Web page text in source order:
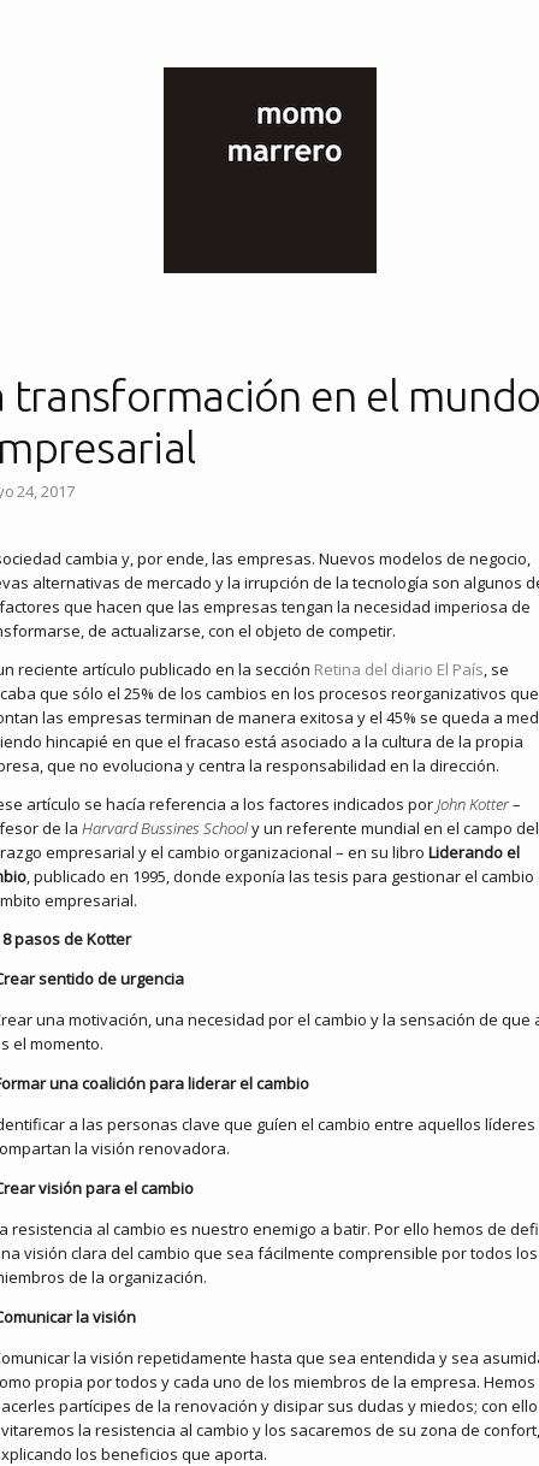
transformación en el
24, 2017
cambia y, por ende, las empresas. Nuevos modelos de negocio,
alternativas de mercado y la irrupción de la tecnología son algunos
que hacen que las empresas tengan la necesidad imperiosa de
de actualizarse, con el objeto de competir.
reciente artículo publicado en la sección Retina del diario El País, se
que sólo el 25% de los cambios en los procesos reorganizativos que
las empresas terminan de manera exitosa y el 45% se queda a
hincapié en que el fracaso está asociado a la cultura de la propia
que no evoluciona y centra la responsabilidad en la dirección.
artículo se hacía referencia a los factores indicados porJohn Kotter–
de la Harvard Bussines Schooly un referente mundial en el campo del
empresarial y el cambio organizacional – en su libro Liderando el
, publicado en 1995, donde exponía las tesis para gestionar el cambio
empresarial.
8 pasos de Kotter
sentido de urgencia
una motivación, una necesidad por el cambio y la sensación de que
el momento.
una coalición para liderar el cambio
a las personas clave que guíen el cambio entre aquellos
la visión renovadora.
visión para el cambio
resistencia al cambio es nuestro enemigo a batir. Por ello hemos de
visión clara del cambio que sea fácilmente comprensible por todos los
de la organización.
la visión
la visión repetidamente hasta que sea entendida y sea
propia por todos y cada uno de los miembros de la empresa.
partícipes de la renovación y disipar sus dudas y miedos; con ello
la resistencia al cambio y los sacaremos de su zona de confort,
los beneficios que aporta.